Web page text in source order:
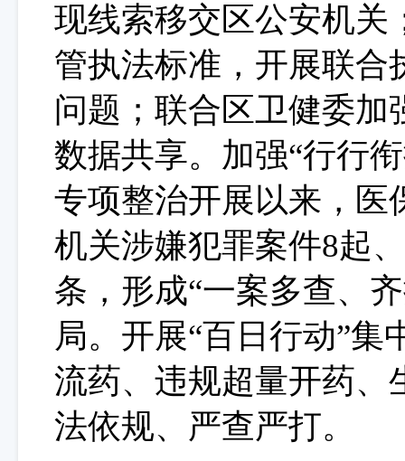
现线索移交区公安机关
管执法标准，开展联合
问题；联合区卫健委加
数据共享。加强“行行
专项整治开展以来，医
机关涉嫌犯罪案件8起
条，形成“一案多查、
局。开展“百日行动”
流药、违规超量开药、
法依规、严查严打。